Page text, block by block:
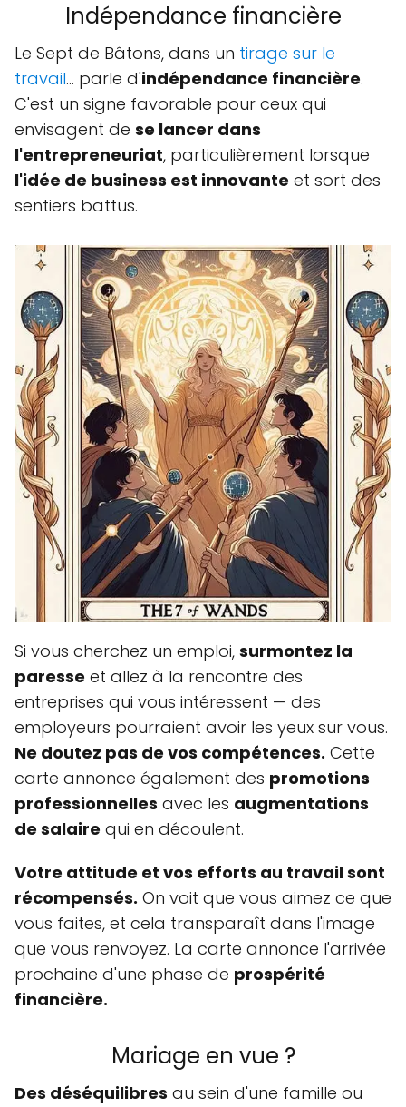
Indépendance financière
Le Sept de Bâtons, dans un tirage sur le
travail… parle d'indépendance financière.
C'est un signe favorable pour ceux qui
envisagent de se lancer dans
l'entrepreneuriat, particulièrement lorsque
l'idée de business est innovante et sort des
sentiers battus.
Si vous cherchez un emploi, surmontez la
paresse et allez à la rencontre des
entreprises qui vous intéressent — des
employeurs pourraient avoir les yeux sur vous.
Ne doutez pas de vos compétences. Cette
carte annonce également des promotions
professionnelles avec les augmentations
de salaire qui en découlent.
Votre attitude et vos efforts au travail sont
récompensés. On voit que vous aimez ce que
vous faites, et cela transparaît dans l'image
que vous renvoyez. La carte annonce l'arrivée
prochaine d'une phase de prospérité
financière.
Mariage en vue ?
Des déséquilibres au sein d'une famille ou